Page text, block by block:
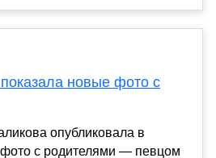
новые фото с
опубликовала в
с родителями — певцом